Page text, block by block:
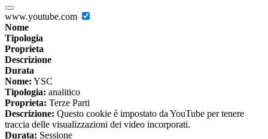
www.youtube.com
Nome
Tipologia
Proprieta
Descrizione
Durata
Nome: YSC
Tipologia: analitico
Proprieta: Terze Parti
Descrizione: Questo cookie è impostato da YouTube per tenere
traccia delle visualizzazioni dei video incorporati.
Durata: Sessione